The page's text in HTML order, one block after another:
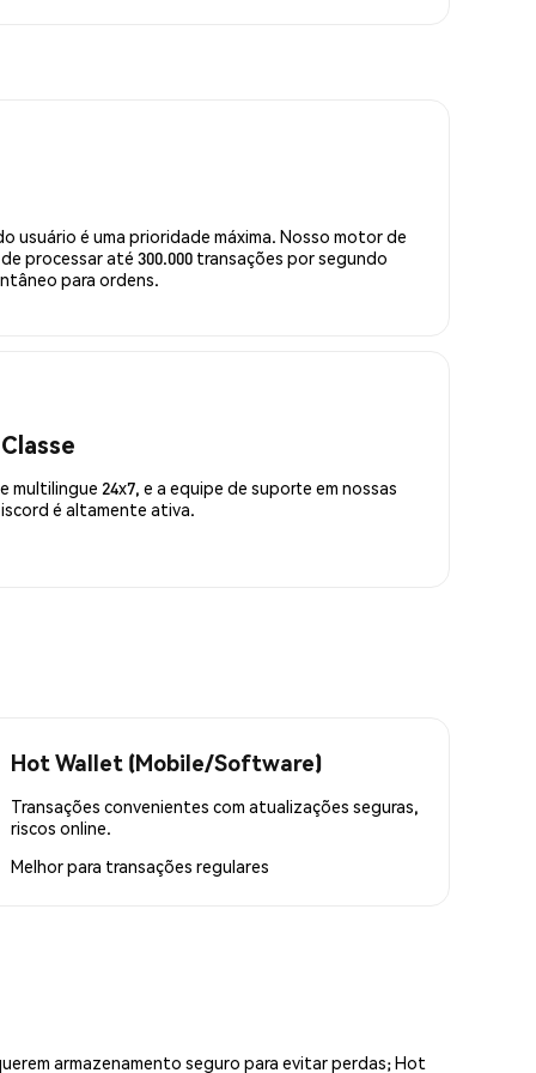
usuário é uma prioridade máxima. Nosso motor de
processar até 300.000 transações por segundo
para ordens.
24x7, e a equipe de suporte em nossas
é altamente ativa.
Hot Wallet (Mobile/Software)
Transações convenientes com atualizações seguras,
riscos online.
Melhor para transações regulares
armazenamento seguro para evitar perdas; Hot